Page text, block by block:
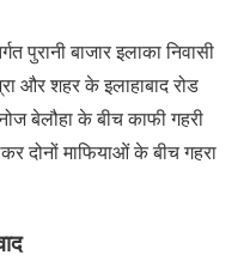
पुरानी बाजार इलाका निवासी
और शहर के इलाहाबाद रोड
बेलौहा के बीच काफी गहरी
दोनों माफियाओं के बीच गहरा